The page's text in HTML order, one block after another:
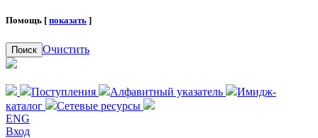
Помощь [ показать ]
Поиск Очистить
Поступления Алфавитный указатель
Имидж-
каталог
Сетевые ресурсы
ENG
Вход